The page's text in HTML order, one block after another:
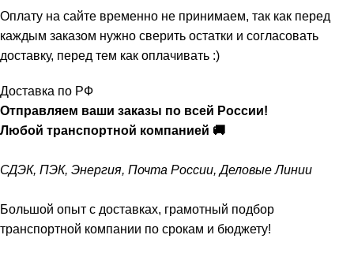
Оплату на сайте временно не принимаем, так как перед
каждым заказом нужно сверить остатки и согласовать
доставку, перед тем как оплачивать :)
Доставка по РФ
Отправляем ваши заказы по всей России!
Любой транспортной компанией 🚚
СДЭК, ПЭК, Энергия, Почта России, Деловые Линии
Большой опыт с доставках, грамотный подбор
транспортной компании по срокам и бюджету!